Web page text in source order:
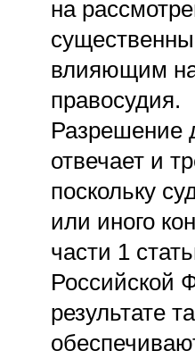
на
влияющим
правосудия.
Разрешение
отвечает и
поскольку
или иного
части 1
Российской
результате